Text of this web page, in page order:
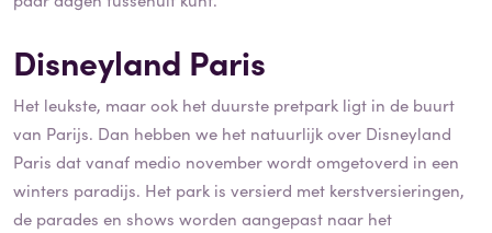
Disneyland Paris
Het leukste, maar ook het duurste pretpark ligt in de buurt
van Parijs. Dan hebben we het natuurlijk over Disneyland
Paris dat vanaf medio november wordt omgetoverd in een
winters paradijs. Het park is versierd met kerstversieringen,
de parades en shows worden aangepast naar het